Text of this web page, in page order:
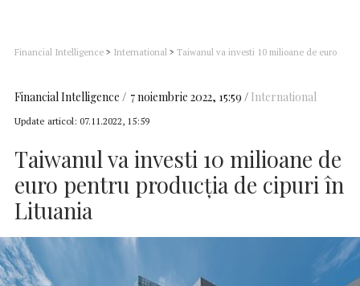
Financial Intelligence > International > Taiwanul va investi 10 milioane de euro
Financial Intelligence 7 noiembrie 2022, 15:59 International
Update articol: 07.11.2022, 15:59
Taiwanul va investi 10 milioane de
euro pentru producţia de cipuri în
Lituania